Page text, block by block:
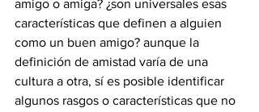
amigo o amiga? ¿son universales esas
características que definen a alguien
como un buen amigo? aunque la
definición de amistad varía de una
cultura a otra, sí es posible identificar
algunos rasgos o características que no